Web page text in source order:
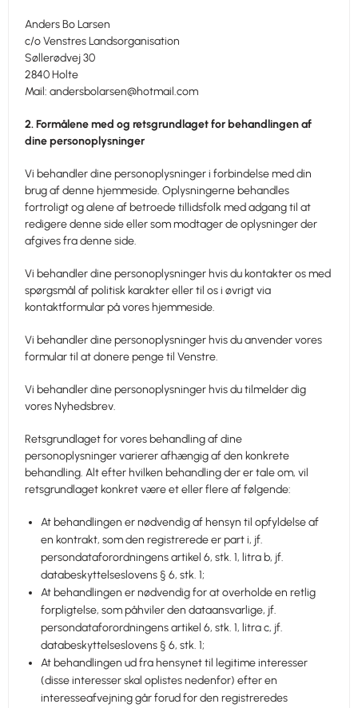
Anders Bo Larsen
c/o Venstres Landsorganisation
Søllerødvej 30
2840 Holte
Mail: andersbolarsen@hotmail.com
2. Formålene med og retsgrundlaget for behandlingen af
dine personoplysninger
Vi behandler dine personoplysninger i forbindelse med din
brug af denne hjemmeside. Oplysningerne behandles
fortroligt og alene af betroede tillidsfolk med adgang til at
redigere denne side eller som modtager de oplysninger der
afgives fra denne side.
Vi behandler dine personoplysninger hvis du kontakter os med
spørgsmål af politisk karakter eller til os i øvrigt via
kontaktformular på vores hjemmeside.
Vi behandler dine personoplysninger hvis du anvender vores
formular til at donere penge til Venstre.
Vi behandler dine personoplysninger hvis du tilmelder dig
vores Nyhedsbrev.
Retsgrundlaget for vores behandling af dine
personoplysninger varierer afhængig af den konkrete
behandling. Alt efter hvilken behandling der er tale om, vil
retsgrundlaget konkret være et eller flere af følgende:
At behandlingen er nødvendig af hensyn til opfyldelse af
en kontrakt, som den registrerede er part i, jf.
persondataforordningens artikel 6, stk. 1, litra b, jf.
databeskyttelseslovens § 6, stk. 1;
At behandlingen er nødvendig for at overholde en retlig
forpligtelse, som påhviler den dataansvarlige, jf.
persondataforordningens artikel 6, stk. 1, litra c, jf.
databeskyttelseslovens § 6, stk. 1;
At behandlingen ud fra hensynet til legitime interesser
(disse interesser skal oplistes nedenfor) efter en
interesseafvejning går forud for den registreredes